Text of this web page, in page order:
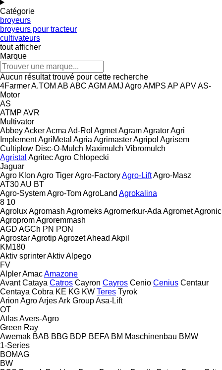
Catégorie
broyeurs
broyeurs pour tracteur
cultivateurs
tout afficher
Marque
Aucun résultat trouvé pour cette recherche
4FarmerA.TOM AB ABC AGM AMJ AgroAMPS AP APVAS-
Motor
AS
ATMP AVR
Multivator
AbbeyAckerAcma Ad-Rol AgmetAgramAgratorAgri
ImplementAgriMetal Agria AgrimasterAgripol Agrisem
Cultiplow Disc-O-Mulch Maximulch Vibromulch
Agristal AgritecAgro Chłopecki
Jaguar
Agro Klon Agro TigerAgro-FactoryAgro-LiftAgro-Masz
AT30AU BT
Agro-SystemAgro-TomAgroLand Agrokalina
8 10
AgroluxAgromash AgromeksAgromerkur-Ada AgrometAgronic
AgropromAgroremmash
AGD AGCh PN PON
AgrostarAgrotipAgrozetAhead Akpil
KM180
Aktiv sprinterAktivAlpego
FV
AlplerAmacAmazone
Avant Cataya Catros Cayron Cayros Cenio Cenius Centaur
Centaya Cobra KE KG KW Teres Tyrok
Arion AgroArjesArk GroupAsa-Lift
OT
AtlasAvers-Agro
Green Ray
Awemak BAB BBG BDP BEFA BM Maschinenbau BMW
1-Series
BOMAG
BW